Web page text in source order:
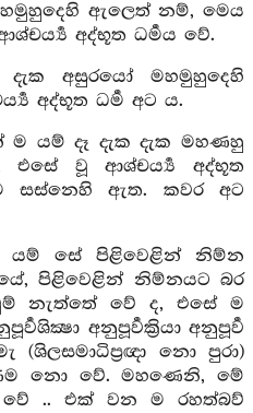
ඇලෙත් නම්, මෙය
අද්භූත ධර්‍මය වේ.
අසුරයෝ මහමුහුදෙහි
අද්භූත ධර්‍ම අට ය.
ම යම් දෑ දැක දැක මහණහු
වූ ආශ්චර්‍ය්‍ය අද්භූත
සස්නෙහි ඇත. කවර අට
යම් සේ පිළිවෙළින් නිම්න
පිළිවෙළින් නිම්නයට බර
නැත්තේ වේ ද, එසේ ම
අනුපූර්‍වක්‍රියා අනුපූර්‍ව
(ශිලසමාධිප්‍රඥා නො පුරා)
නො වේ. මහණෙනි, මේ
වේ .. එක් වන ම රහත්බව්